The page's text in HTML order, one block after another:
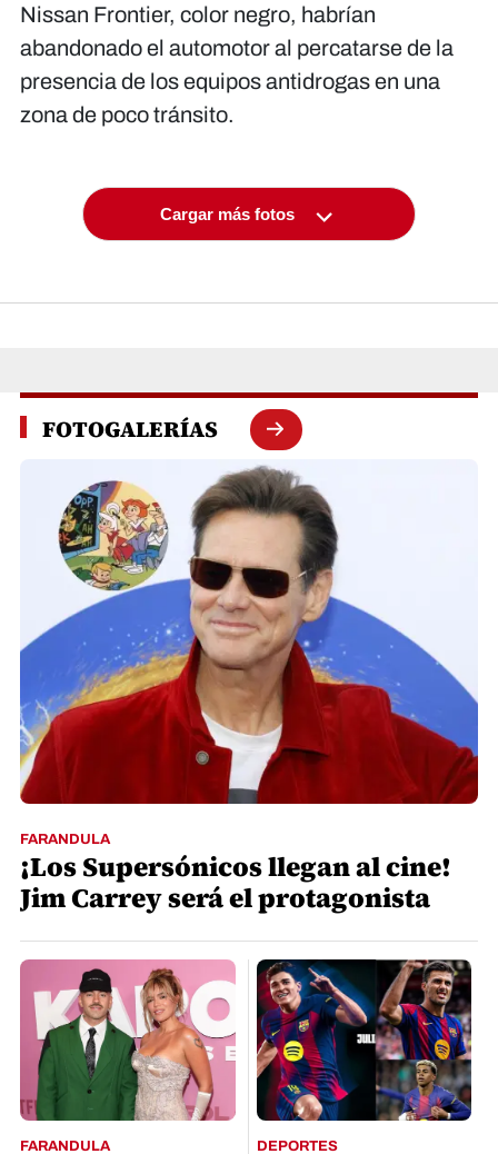
Nissan Frontier, color negro, habrían
abandonado el automotor al percatarse de la
presencia de los equipos antidrogas en una
zona de poco tránsito.
Cargar más fotos
FOTOGALERÍAS
FARANDULA
¡Los Supersónicos llegan al cine!
Jim Carrey será el protagonista
FARANDULA DEPORTES